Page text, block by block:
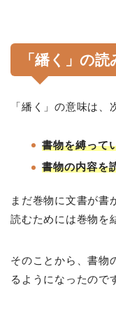
「繙く」の
「繙く」の意味は、
書物を縛って
書物の内容を
まだ巻物に文書が書
読むためには巻物を
そのことから、書物
るようになったので